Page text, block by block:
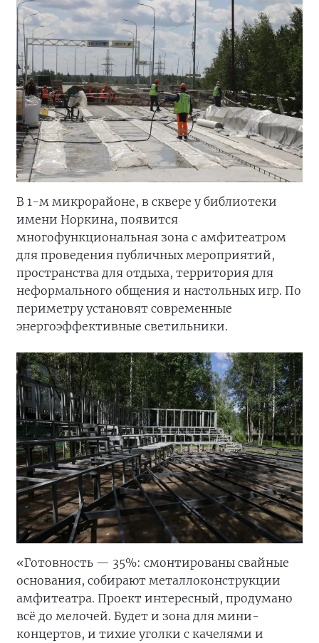
В 1-м микрорайоне, в сквере у библиотеки
имени Норкина, появится
многофункциональная зона с амфитеатром
для проведения публичных мероприятий,
пространства для отдыха, территория для
неформального общения и настольных игр. По
периметру установят современные
энергоэффективные светильники.
«Готовность — 35%: смонтированы свайные
основания, собирают металлоконструкции
амфитеатра. Проект интересный, продумано
всё до мелочей. Будет и зона для мини-
концертов, и тихие уголки с качелями и